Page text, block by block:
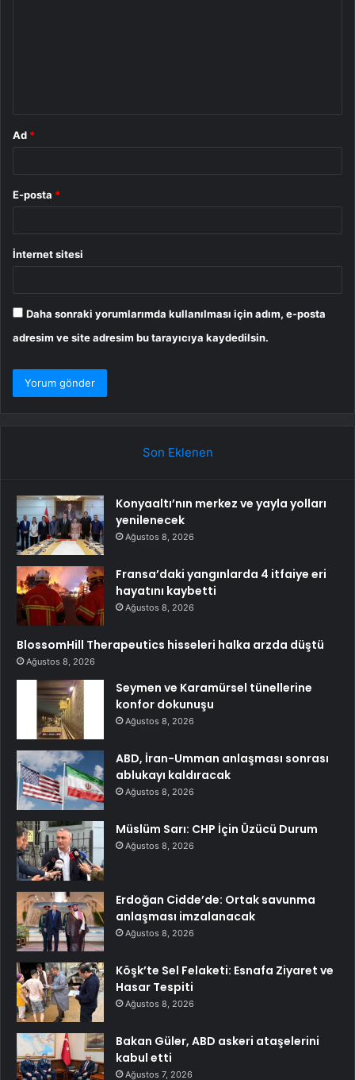
Ad *
E-posta *
İnternet sitesi
Daha sonraki yorumlarımda kullanılması için adım, e-posta
adresim ve site adresim bu tarayıcıya kaydedilsin.
Son Eklenen
Konyaaltı’nın merkez ve yayla yolları
yenilenecek
Ağustos 8, 2026
Fransa’daki yangınlarda 4 itfaiye eri
hayatını kaybetti
Ağustos 8, 2026
BlossomHill Therapeutics hisseleri halka arzda düştü
Ağustos 8, 2026
Seymen ve Karamürsel tünellerine
konfor dokunuşu
Ağustos 8, 2026
ABD, İran-Umman anlaşması sonrası
ablukayı kaldıracak
Ağustos 8, 2026
Müslüm Sarı: CHP İçin Üzücü Durum
Ağustos 8, 2026
Erdoğan Cidde’de: Ortak savunma
anlaşması imzalanacak
Ağustos 8, 2026
Köşk’te Sel Felaketi: Esnafa Ziyaret ve
Hasar Tespiti
Ağustos 8, 2026
Bakan Güler, ABD askeri ataşelerini
kabul etti
Ağustos 7, 2026